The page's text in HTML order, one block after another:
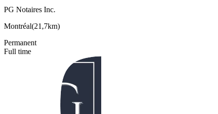
PG Notaires Inc.
Montréal(21,7km)
Permanent
Full time